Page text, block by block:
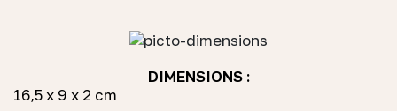
DIMENSIONS :
16,5 x 9 x 2 cm